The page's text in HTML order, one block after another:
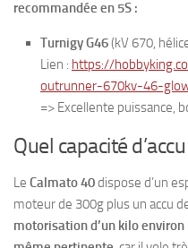
recommandée en 5S :
Turnigy G46(kV 670,
Lien : https://
outrunner-670kv-46-
=> Excellente puissance,
Quel capacité
Le Calmato 40dispose d’un
moteur de 300g plus un accu
motorisation d’un kilo